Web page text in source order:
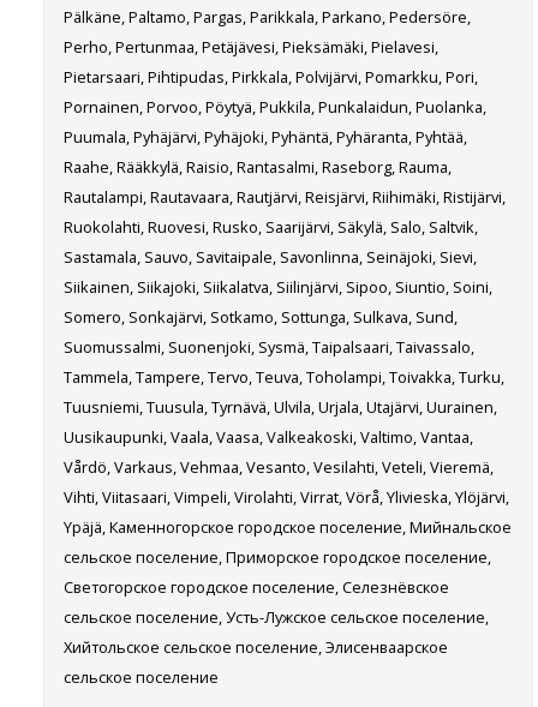
Pälkäne, Paltamo, Pargas, Parikkala, Parkano, Pedersöre,
Perho, Pertunmaa, Petäjävesi, Pieksämäki, Pielavesi,
Pietarsaari, Pihtipudas, Pirkkala, Polvijärvi, Pomarkku, Pori,
Pornainen, Porvoo, Pöytyä, Pukkila, Punkalaidun, Puolanka,
Puumala, Pyhäjärvi, Pyhäjoki, Pyhäntä, Pyhäranta, Pyhtää,
Raahe, Rääkkylä, Raisio, Rantasalmi, Raseborg, Rauma,
Rautalampi, Rautavaara, Rautjärvi, Reisjärvi, Riihimäki, Ristijärvi,
Ruokolahti, Ruovesi, Rusko, Saarijärvi, Säkylä, Salo, Saltvik,
Sastamala, Sauvo, Savitaipale, Savonlinna, Seinäjoki, Sievi,
Siikainen, Siikajoki, Siikalatva, Siilinjärvi, Sipoo, Siuntio, Soini,
Somero, Sonkajärvi, Sotkamo, Sottunga, Sulkava, Sund,
Suomussalmi, Suonenjoki, Sysmä, Taipalsaari, Taivassalo,
Tammela, Tampere, Tervo, Teuva, Toholampi, Toivakka, Turku,
Tuusniemi, Tuusula, Tyrnävä, Ulvila, Urjala, Utajärvi, Uurainen,
Uusikaupunki, Vaala, Vaasa, Valkeakoski, Valtimo, Vantaa,
Vårdö, Varkaus, Vehmaa, Vesanto, Vesilahti, Veteli, Vieremä,
Vihti, Viitasaari, Vimpeli, Virolahti, Virrat, Vörå, Ylivieska, Ylöjärvi,
Ypäjä, Каменногорское городское поселение, Мийнальское
сельское поселение, Приморское городское поселение,
Светогорское городское поселение, Селезнёвское
сельское поселение, Усть-Лужское сельское поселение,
Хийтольское сельское поселение, Элисенваарское
сельское поселение